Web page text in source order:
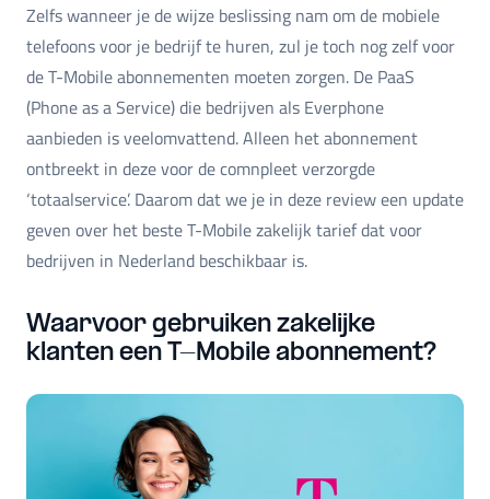
Zelfs wanneer je de wijze beslissing nam om de mobiele
telefoons voor je bedrijf te huren, zul je toch nog zelf voor
de T-Mobile abonnementen moeten zorgen. De PaaS
(Phone as a Service) die bedrijven als Everphone
aanbieden is veelomvattend. Alleen het abonnement
ontbreekt in deze voor de comnpleet verzorgde
‘totaalservice’. Daarom dat we je in deze review een update
geven over het beste T-Mobile zakelijk tarief dat voor
bedrijven in Nederland beschikbaar is.
Waarvoor gebruiken zakelijke
klanten een T-Mobile abonnement?